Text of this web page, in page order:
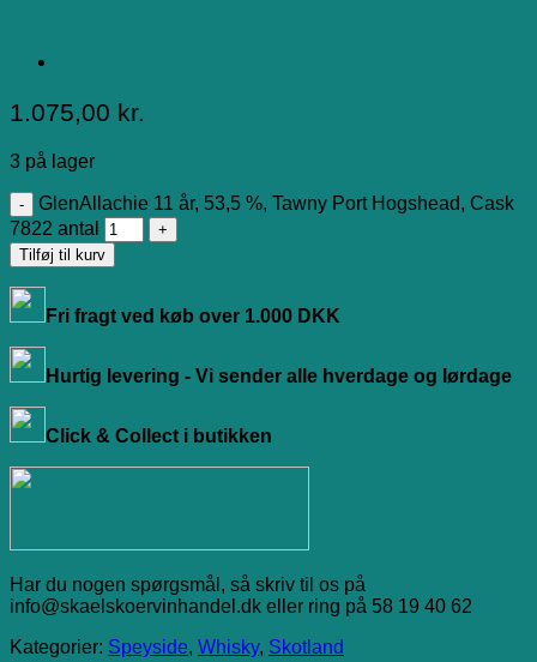
1.075,00 kr.
3 på lager
GlenAllachie 11 år, 53,5 %, Tawny Port Hogshead, Cask
7822 antal
Tilføj til kurv
Fri fragt ved køb over 1.000 DKK
Hurtig levering - Vi sender alle hverdage og lørdage
Click & Collect i butikken
Har du nogen spørgsmål, så skriv til os på
info@skaelskoervinhandel.dk eller ring på 58 19 40 62
Kategorier: Speyside, Whisky, Skotland